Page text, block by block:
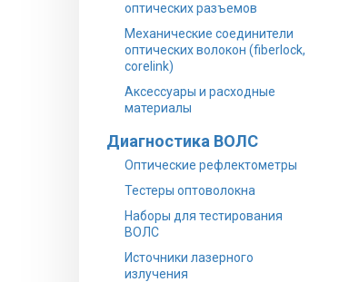
оптических разъемов
Механические соединители
оптических волокон (fiberlock,
corelink)
Аксессуары и расходные
материалы
Диагностика ВОЛС
Оптические рефлектометры
Тестеры оптоволокна
Наборы для тестирования
ВОЛС
Источники лазерного
излучения